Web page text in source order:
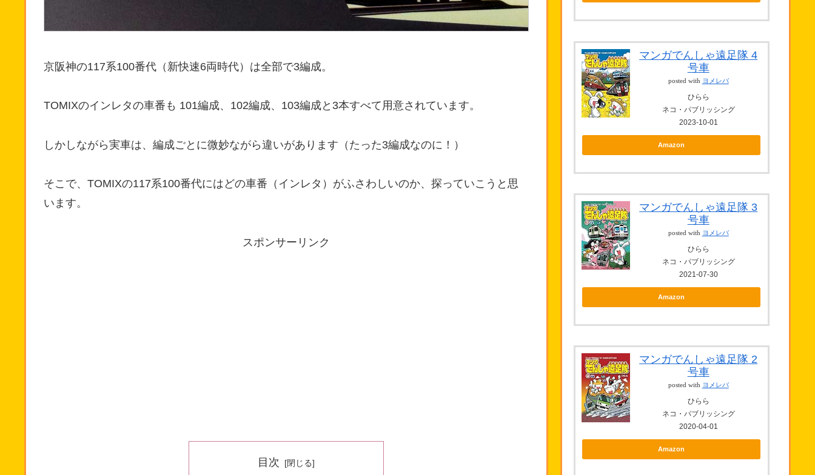
京阪神の117系100番代（新快速6両時代）は全部で3編成。
TOMIXのインレタの車番も 101編成、102編成、103編成と3本すべて用意されています。
しかしながら実車は、編成ごとに微妙ながら違いがあります（たった3編成なのに！）
そこで、TOMIXの117系100番代にはどの車番（インレタ）がふさわしいのか、探っていこうと思
います。
スポンサーリンク
目次
マンガでんしゃ遠足隊 4
号車
posted with ヨメレバ
ひらら
ネコ・パブリッシング
2023-10-01
Amazon
マンガでんしゃ遠足隊 3
号車
posted with ヨメレバ
ひらら
ネコ・パブリッシング
2021-07-30
Amazon
マンガでんしゃ遠足隊 2
号車
posted with ヨメレバ
ひらら
ネコ・パブリッシング
2020-04-01
Amazon